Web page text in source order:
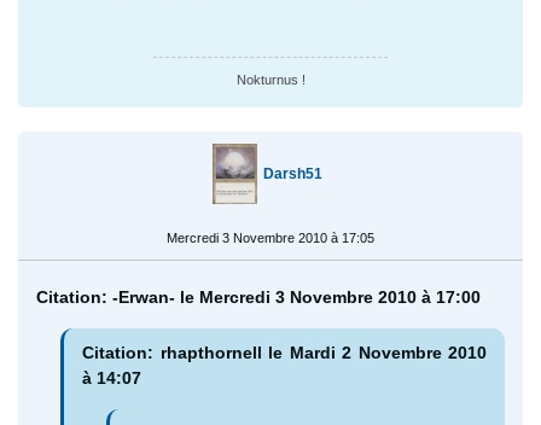
Nokturnus !
Darsh51
Mercredi 3 Novembre 2010 à 17:05
Citation: -Erwan- le Mercredi 3 Novembre 2010 à 17:00
Citation: rhapthornell le Mardi 2 Novembre 2010
à 14:07